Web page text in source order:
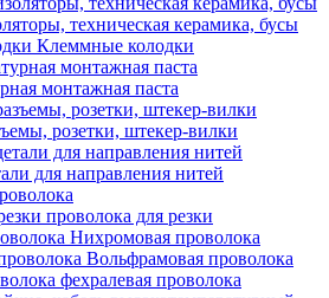
техническая керамика, бусы
Клеммные колодки
монтажная паста
розетки, штекер-вилки
для направления нитей
проволока для резки
Нихромовая проволока
Вольфрамовая проволока
фехралевая проволока